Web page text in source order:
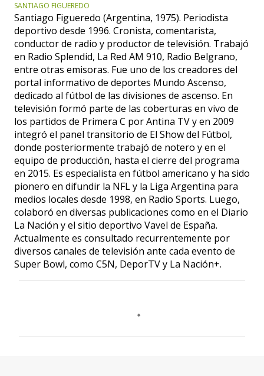
SANTIAGO FIGUEREDO
Santiago Figueredo (Argentina, 1975). Periodista
deportivo desde 1996. Cronista, comentarista,
conductor de radio y productor de televisión. Trabajó
en Radio Splendid, La Red AM 910, Radio Belgrano,
entre otras emisoras. Fue uno de los creadores del
portal informativo de deportes Mundo Ascenso,
dedicado al fútbol de las divisiones de ascenso. En
televisión formó parte de las coberturas en vivo de
los partidos de Primera C por Antina TV y en 2009
integró el panel transitorio de El Show del Fútbol,
donde posteriormente trabajó de notero y en el
equipo de producción, hasta el cierre del programa
en 2015. Es especialista en fútbol americano y ha sido
pionero en difundir la NFL y la Liga Argentina para
medios locales desde 1998, en Radio Sports. Luego,
colaboró en diversas publicaciones como en el Diario
La Nación y el sitio deportivo Vavel de España.
Actualmente es consultado recurrentemente por
diversos canales de televisión ante cada evento de
Super Bowl, como C5N, DeporTV y La Nación+.